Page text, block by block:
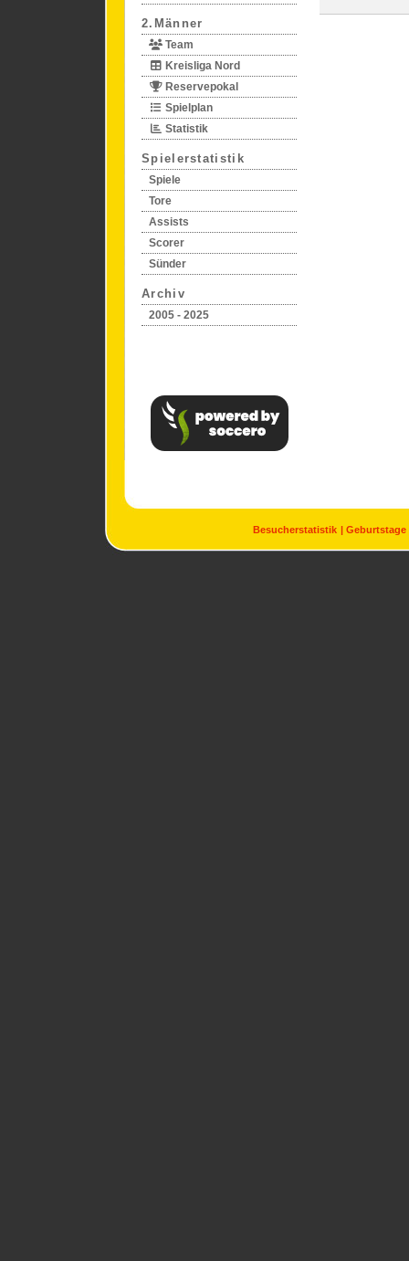
2.Männer
Team
Kreisliga Nord
Reservepokal
Spielplan
Statistik
Spielerstatistik
Spiele
Tore
Assists
Scorer
Sünder
Archiv
2005 - 2025
Besucherstatistik Geburtstage